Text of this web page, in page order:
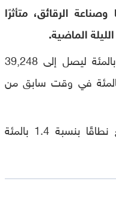
الرقائق، متأثرًا
الماضية.
" بنسبة 1.9 بالمئة ليصل إلى 39,248
بعد أن صعد بأكثر من 2 بالمئة في وقت سابق من
" الأوسع نطاقًا بنسبة 1.4 بالمئة